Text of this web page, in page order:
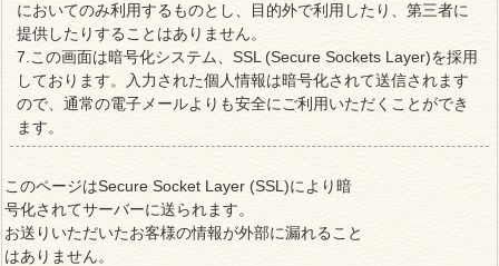
においてのみ利用するものとし、目的外で利用したり、第三者に
提供したりすることはありません。
7.この画面は暗号化システム、SSL (Secure Sockets Layer)を採用
しております。入力された個人情報は暗号化されて送信されます
ので、通常の電子メールよりも安全にご利用いただくことができ
ます。
このページはSecure Socket Layer (SSL)により暗
号化されてサーバーに送られます。
お送りいただいたお客様の情報が外部に漏れること
はありません。